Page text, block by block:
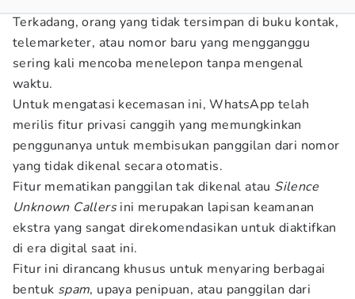
Terkadang, orang yang tidak tersimpan di buku kontak,
telemarketer, atau nomor baru yang mengganggu
sering kali mencoba menelepon tanpa mengenal
waktu.
Untuk mengatasi kecemasan ini, WhatsApp telah
merilis fitur privasi canggih yang memungkinkan
penggunanya untuk membisukan panggilan dari nomor
yang tidak dikenal secara otomatis.
Fitur mematikan panggilan tak dikenal atau Silence
Unknown Callersini merupakan lapisan keamanan
ekstra yang sangat direkomendasikan untuk diaktifkan
di era digital saat ini.
Fitur ini dirancang khusus untuk menyaring berbagai
bentuk spam, upaya penipuan, atau panggilan dari